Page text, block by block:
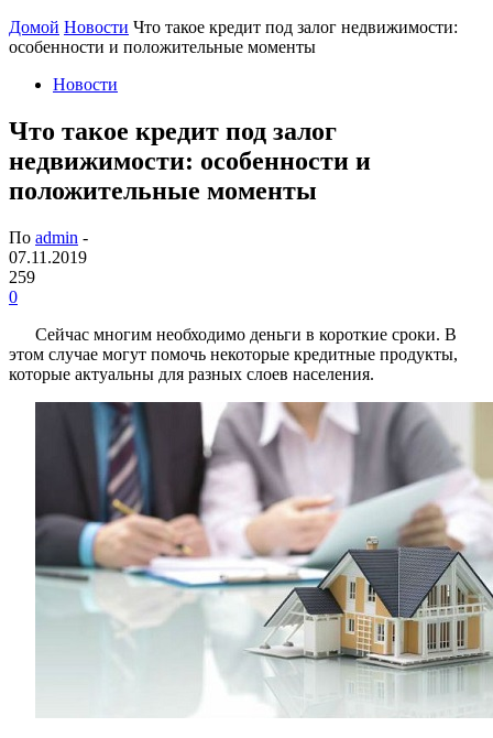
Домой Новости Что такое кредит под залог недвижимости:
особенности и положительные моменты
Новости
Что такое кредит под залог
недвижимости: особенности и
положительные моменты
По admin -
07.11.2019
259
0
Сейчас многим необходимо деньги в короткие сроки. В
этом случае могут помочь некоторые кредитные продукты,
которые актуальны для разных слоев населения.